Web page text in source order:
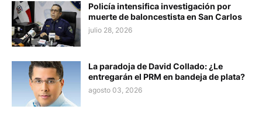
Policía intensifica investigación por
muerte de baloncestista en San Carlos
julio 28, 2026
La paradoja de David Collado: ¿Le
entregarán el PRM en bandeja de plata?
agosto 03, 2026